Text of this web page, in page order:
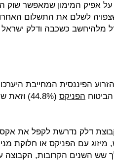
אפיק המימון שמאפשר שוק
לשלם את התשלום
ולאחריו תחדל מלהיחשב כשכבה ודלק
הפיננסית המחייבת
הפניקס
(44.8%)
דלק נדרשת לקפל את
עם הפניקס או חלוקת
שש השנים הקרובות, הקבוצה